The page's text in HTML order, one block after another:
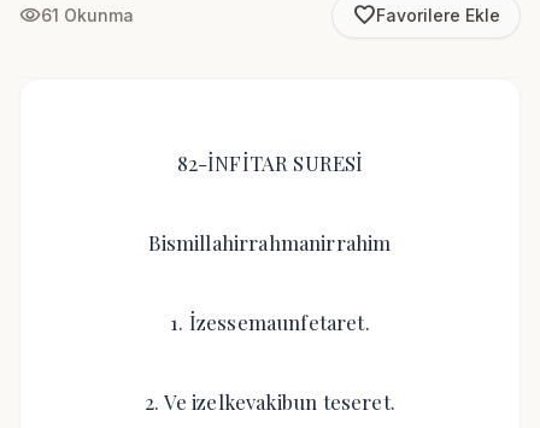
visibility61 Okunma favorite_borderFavorilere Ekle
82-İNFİTAR SURESİ
Bismillahirrahmanirrahim
1. İzessemaunfetaret.
2. Ve izelkevakibun teseret.